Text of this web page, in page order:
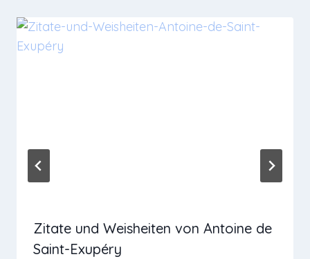
Zitate und Weisheiten von Antoine de
Saint-Exupéry